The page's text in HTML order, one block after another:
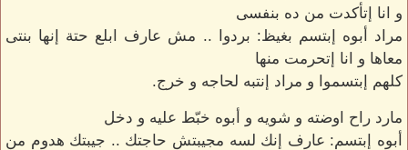
و انا إتأكدت من ده بنفسى
مراد أبوه إبتسم بغيظ: بردوا .. مش عارف ابلع حتة إنها بنتى
معاها و انا إتحرمت منها
كلهم إبتسموا و مراد إنتبه لحاجه و خرج.
مارد راح اوضته و شويه و أبوه خبّط عليه و دخل
أبوه إبتسم: عارف إنك لسه مجيبتش حاجتك .. جيبتك هدوم من